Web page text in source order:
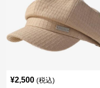
¥2,500 (税込)